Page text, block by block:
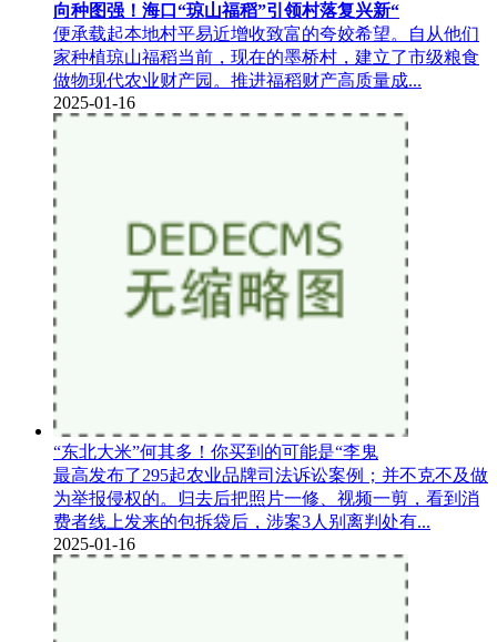
向种图强！海口“琼山福稻”引领村落复兴新“
便承载起本地村平易近增收致富的夸姣希望。自从他们
家种植琼山福稻当前，现在的墨桥村，建立了市级粮食
做物现代农业财产园。推进福稻财产高质量成...
2025-01-16
“东北大米”何其多！你买到的可能是“李鬼
最高发布了295起农业品牌司法诉讼案例；并不克不及做
为举报侵权的。归去后把照片一修、视频一剪，看到消
费者线上发来的包拆袋后，涉案3人别离判处有...
2025-01-16